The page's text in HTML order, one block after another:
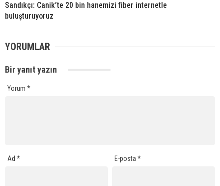
Sandıkçı: Canik’te 20 bin hanemizi fiber internetle
buluşturuyoruz
YORUMLAR
Bir yanıt yazın
Yorum *
Ad * E-posta*